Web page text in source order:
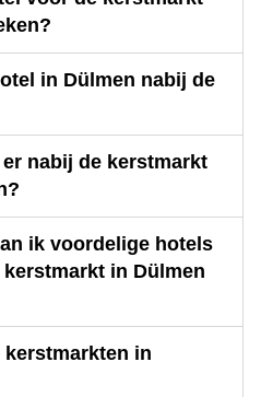
in Dülmen nabij de
nabij de kerstmarkt
ik voordelige hotels
in Dülmen
kerstmarkten in